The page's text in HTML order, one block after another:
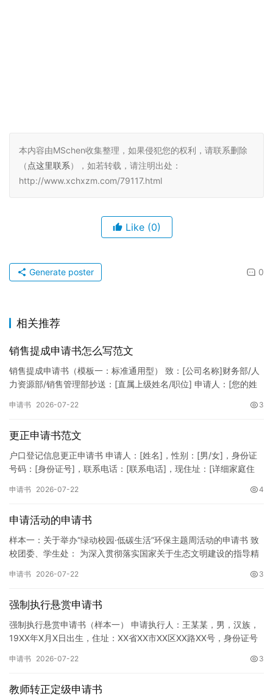
本内容由MSchen收集整理，如果侵犯您的权利，请联系删除
（ 点这里联系），如若转载，请注明出处：
http://www.xchxzm.com/79117.html
Like (0)
0
Generate poster
相关推荐
销售提成申请书怎么写范文
销售提成申请书（模板一：标准通用型） 致：[公司名称]财务部/人
力资源部/销售管理部抄送：[直属上级姓名/职位] 申请人：[您的姓
申请书 2026-07-22 3
更正申请书范文
户口登记信息更正申请书 申请人：[姓名]，性别：[男/女]，身份证
号码：[身份证号]，联系电话：[联系电话]，现住址：[详细家庭住
申请书 2026-07-22 4
申请活动的申请书
样本一：关于举办“绿动校园·低碳生活”环保主题周活动的申请书 致
校团委、学生处： 为深入贯彻落实国家关于生态文明建设的指导精
申请书 2026-07-22 3
强制执行悬赏申请书
强制执行悬赏申请书（样本一） 申请执行人：王某某，男，汉族，
19XX年X月X日出生，住址：XX省XX市XX区XX路XX号，身份证号
申请书 2026-07-22 3
教师转正定级申请书